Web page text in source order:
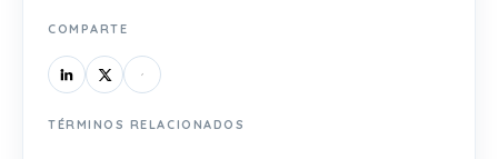
COMPARTE
TÉRMINOS RELACIONADOS